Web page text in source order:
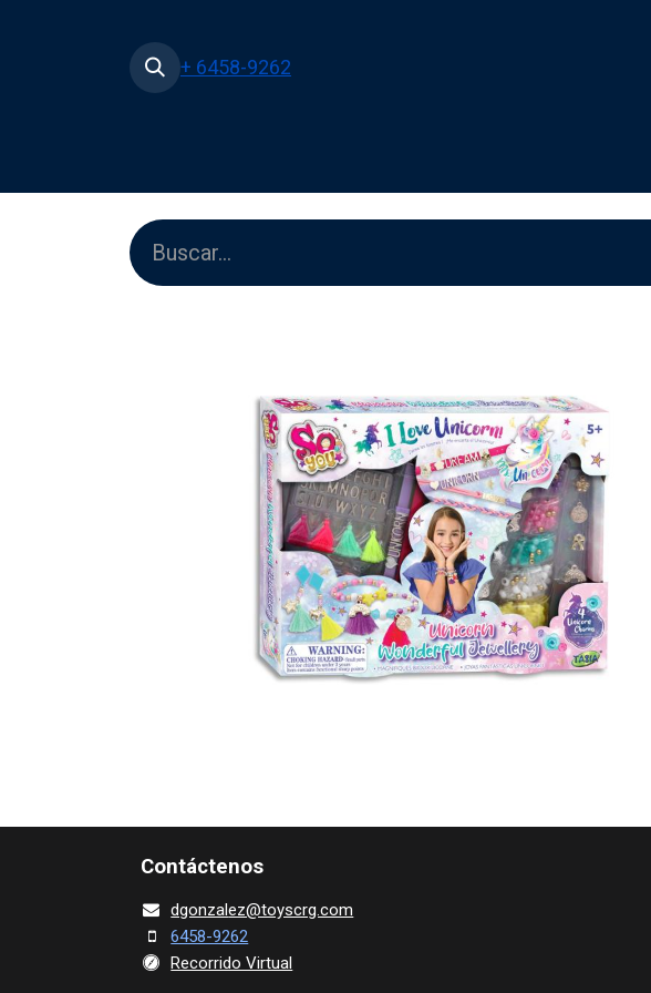
+ 6458-9262
Contácte​nos
dgonza​lez@toy​scrg.c​o​m
6458-9262
Recorrido Virtual